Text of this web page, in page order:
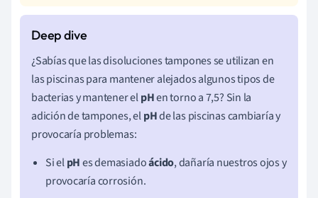
¿Sabías que las disoluciones tampones se utilizan en
las piscinas para mantener alejados algunos tipos de
bacterias y mantener elpHen torno a 7,5? Sin la
adición de tampones, elpHde las piscinas cambiaría y
provocaría problemas:
Si elpHes demasiadoácido, dañaría nuestros ojos y
provocaría corrosión.